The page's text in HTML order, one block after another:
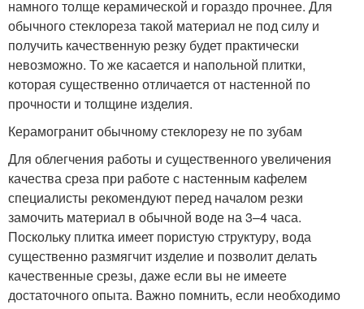
намного толще керамической и гораздо прочнее. Для
обычного стеклореза такой материал не под силу и
получить качественную резку будет практически
невозможно. То же касается и напольной плитки,
которая существенно отличается от настенной по
прочности и толщине изделия.
Керамогранит обычному стеклорезу не по зубам
Для облегчения работы и существенного увеличения
качества среза при работе с настенным кафелем
специалисты рекомендуют перед началом резки
замочить материал в обычной воде на 3–4 часа.
Поскольку плитка имеет пористую структуру, вода
существенно размягчит изделие и позволит делать
качественные срезы, даже если вы не имеете
достаточного опыта. Важно помнить, если необходимо